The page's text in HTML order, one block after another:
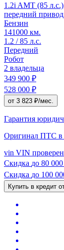
1.2i AMT (85
передний
Бензин
141000 км.
1.2 / 85 л.с.
Передний
Робот
2 владельца
349 900 ₽
528 000 ₽
от 3 823 ₽/мес.
Гарантия
Оригинал ПТС в
vin VIN проверен
Скидка до 80
Скидка до 100
Купить в кредит